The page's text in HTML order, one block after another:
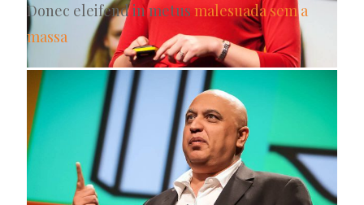
Donec eleifend in metus malesuada sem a
massa
May 7, 2014
Quisque lorem tortor fringilla sed vesti bulum
Read more